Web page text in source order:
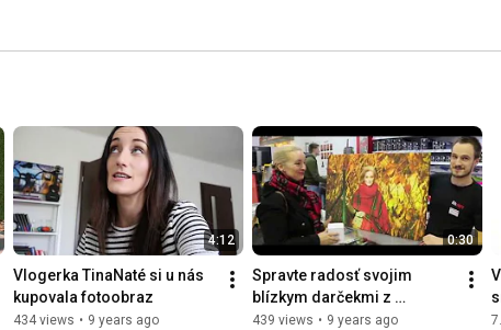
4:12
Vlogerka TinaNaté si u nás
kupovala fotoobraz
434 views • 9 years ago
0:30
Spravte radosť svojim
blízkym darčekmi z
FaxCOPY (OC Mlyny Nitra
439 views • 9 years ago